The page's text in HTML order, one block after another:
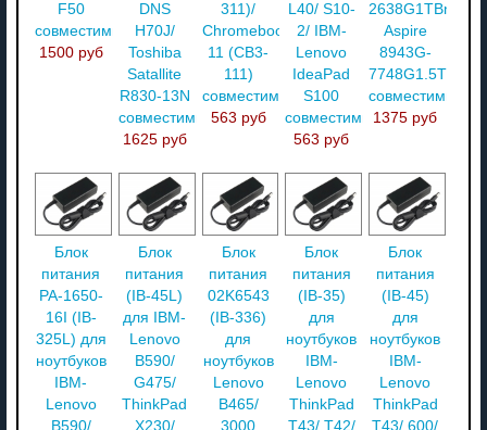
F50
совместимый
1500 руб
DNS
H70J/
Toshiba
Satallite
R830-13N
совместимый
1625 руб
311)/
Chromebook
11 (CB3-
111)
совместимый
563 руб
L40/ S10-
2/ IBM-
Lenovo
IdeaPad
S100
совместимый
563 руб
2638G1TBnkk/
Aspire
8943G-
7748G1.5TWiss
совместимый
1375 руб
Блок
питания
PA-1650-
16I (IB-
325L) для
ноутбуков
IBM-
Lenovo
B590/
Блок
питания
(IB-45L)
для IBM-
Lenovo
B590/
G475/
ThinkPad
X230/
Блок
питания
02K6543
(IB-336)
для
ноутбуков
Lenovo
B465/
3000
Блок
питания
(IB-35)
для
ноутбуков
IBM-
Lenovo
ThinkPad
T43/ T42/
Блок
питания
(IB-45)
для
ноутбуков
IBM-
Lenovo
ThinkPad
T43/ 600/